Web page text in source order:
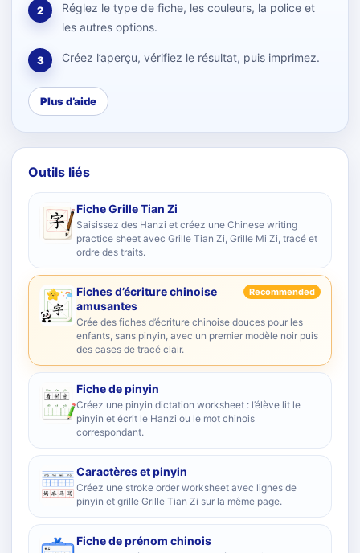
2
Réglez le type de fiche, les couleurs, la police et
les autres options.
3 Créez l’aperçu, vérifiez le résultat, puis imprimez.
Plus d’aide
Outils liés
Fiche Grille Tian Zi
Saisissez des Hanzi et créez une Chinese writing
practice sheet avec Grille Tian Zi, Grille Mi Zi, tracé et
ordre des traits.
Fiches d’écriture chinoise
amusantes
Recommended
Crée des fiches d’écriture chinoise douces pour les
enfants, sans pinyin, avec un premier modèle noir puis
des cases de tracé clair.
Fiche de pinyin
Créez une pinyin dictation worksheet : l’élève lit le
pinyin et écrit le Hanzi ou le mot chinois
correspondant.
Caractères et pinyin
Créez une stroke order worksheet avec lignes de
pinyin et grille Grille Tian Zi sur la même page.
Fiche de prénom chinois